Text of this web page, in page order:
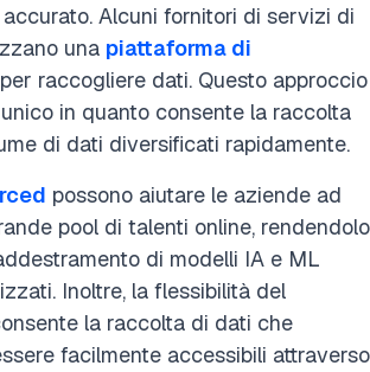
Alcuni fornitori di servizi di
una piattaforma di
per raccogliere dati. Questo approccio
in quanto consente la raccolta
di dati diversificati rapidamente.
possono aiutare le aziende ad
pool di talenti online, rendendolo
di modelli IA e ML
Inoltre, la flessibilità del
la raccolta di dati che
facilmente accessibili attraverso